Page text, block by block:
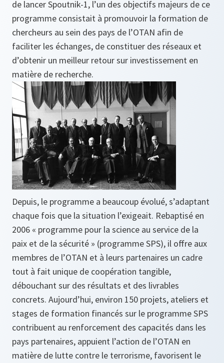
de lancer Spoutnik-1, l’un des objectifs majeurs de ce
programme consistait à promouvoir la formation de
chercheurs au sein des pays de l’OTAN afin de
faciliter les échanges, de constituer des réseaux et
d’obtenir un meilleur retour sur investissement en
matière de recherche.
Depuis, le programme a beaucoup évolué, s’adaptant
chaque fois que la situation l’exigeait. Rebaptisé en
2006 « programme pour la science au service de la
paix et de la sécurité » (programme SPS), il offre aux
membres de l’OTAN et à leurs partenaires un cadre
tout à fait unique de coopération tangible,
débouchant sur des résultats et des livrables
concrets. Aujourd’hui, environ 150 projets, ateliers et
stages de formation financés sur le programme SPS
contribuent au renforcement des capacités dans les
pays partenaires, appuient l’action de l’OTAN en
matière de lutte contre le terrorisme, favorisent le